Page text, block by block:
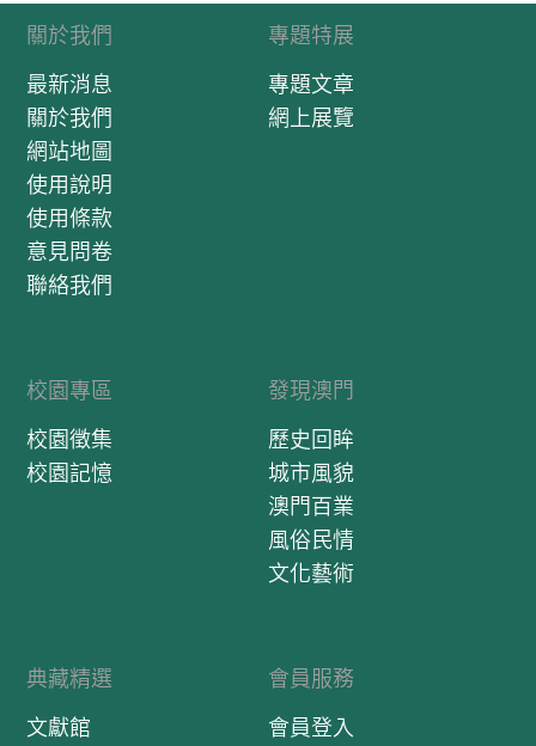
關於我們
最新消息
關於我們
網站地圖
使用說明
使用條款
意見問卷
聯絡我們
專題特展
專題文章
網上展覽
校園專區
校園徵集
校園記憶
發現澳門
歷史回眸
城市風貌
澳門百業
風俗民情
文化藝術
典藏精選
文獻館
會員服務
會員登入